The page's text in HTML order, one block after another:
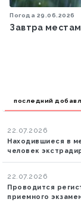
Погода 29.06.2026
Завтра
последний
22.07.2026
Находившиеся в
человек
22.07.2026
Проводится
приемного